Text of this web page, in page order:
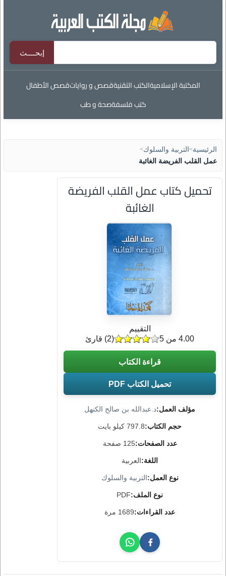
المكتبة الإسلاميةالكتب التقنيةقصص و رواياتقصص الأطفال
كتب فلسفةصحة و طب
الرئيسية> التربية والسلوك>
عمل القلب الفريضة الغائبة
تحميل كتاب عمل القلب الفريضة
الغائبة
مؤلف العمل:د.عبدالله بن صالح الكنهل
حجم الكتاب:797.8 كيلو بايت
عدد الصفحات:125 صفحة
اللغة:العربية
نوع العمل:التربية والسلوك
نوع الملف:PDF
عدد القراءات:1689 مرة
التقييم
(
2) قارئ 4.00 من 5
قراءة الكتاب
تحميل الكتاب PDF